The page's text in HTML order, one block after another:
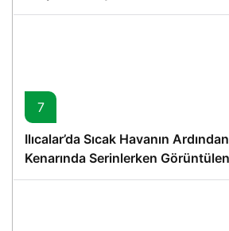
7
Ilıcalar’da Sıcak Havanın
Kenarında Serinlerken